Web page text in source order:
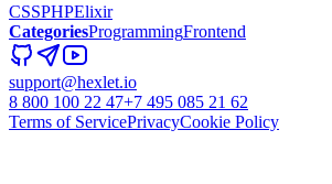
CSSPHPElixir
CategoriesProgrammingFrontend
support@hexlet.io
8 800 100 22 47+7 495 085 21 62
Terms of ServicePrivacyCookie Policy